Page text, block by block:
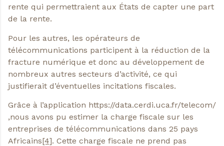
rente qui permettraient aux États de capter une part
de la rente.
Pour les autres, les opérateurs de
télécommunications participent à la réduction de la
fracture numérique et donc au développement de
nombreux autres secteurs d’activité, ce qui
justifierait d’éventuelles incitations fiscales.
Grâce à l’application https://data.cerdi.uca.fr/telecom/
,nous avons pu estimer la charge fiscale sur les
entreprises de télécommunications dans 25 pays
Africains[4]. Cette charge fiscale ne prend pas